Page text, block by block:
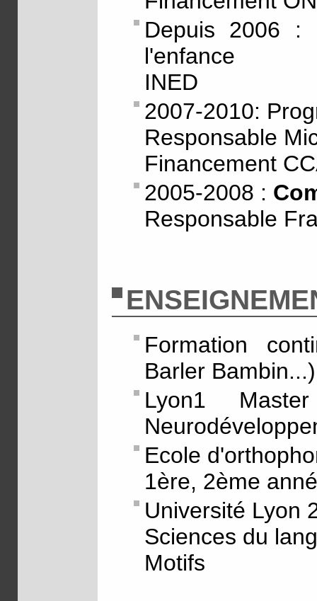
Depuis 2006 :
l'enfance
INED
2007-2010:
Responsable
Financement
2005-2008 :
Responsable
Formation
Barler Bambin...)
Lyon1
Ecole
1ère, 2ème
Université Lyon
Sciences du
Motifs